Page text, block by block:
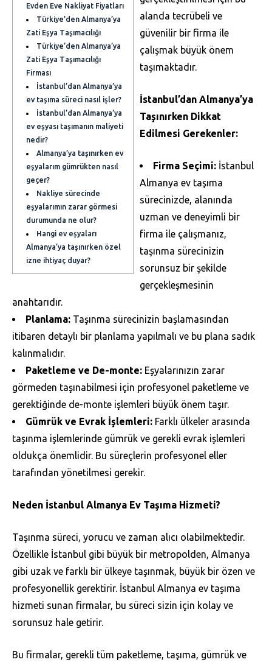
Evden Eve Nakliyat Fiyatları
Türkiye’den Almanya’ya
Zati Eşya Taşımacılığı
Türkiye’den Almanya’ya
Zati Eşya Taşımacılığı
Firması
İstanbul’dan Almanya’ya
ev taşıma süreci nasıl işler?
İstanbul’dan Almanya’ya
ev eşyası taşımanın maliyeti
nedir?
Almanya’ya taşınırken ev
eşyalarım gümrükten nasıl
geçer?
Nakliye sürecinde
eşyalarımın zarar görmesi
durumunda ne olur?
Hangi ev eşyaları
Almanya’ya taşınırken özel
izne ihtiyaç duyar?
alanda tecrübeli ve
güvenilir bir firma ile
çalışmak büyük önem
taşımaktadır.
İstanbul’dan Almanya’ya
Taşınırken Dikkat
Edilmesi Gerekenler:
Firma Seçimi: İstanbul
Almanya ev taşıma
sürecinizde, alanında
uzman ve deneyimli bir
firma ile çalışmanız,
taşınma sürecinizin
sorunsuz bir şekilde
gerçekleşmesinin
anahtarıdır.
Planlama: Taşınma sürecinizin başlamasından
itibaren detaylı bir planlama yapılmalı ve bu plana sadık
kalınmalıdır.
Paketleme ve De-monte: Eşyalarınızın zarar
görmeden taşınabilmesi için profesyonel paketleme ve
gerektiğinde de-monte işlemleri büyük önem taşır.
Gümrük ve Evrak İşlemleri: Farklı ülkeler arasında
taşınma işlemlerinde gümrük ve gerekli evrak işlemleri
oldukça önemlidir. Bu süreçlerin profesyonel eller
tarafından yönetilmesi gerekir.
Neden İstanbul Almanya Ev Taşıma Hizmeti?
Taşınma süreci, yorucu ve zaman alıcı olabilmektedir.
Özellikle İstanbul gibi büyük bir metropolden, Almanya
gibi uzak ve farklı bir ülkeye taşınmak, büyük bir özen ve
profesyonellik gerektirir. İstanbul Almanya ev taşıma
hizmeti sunan firmalar, bu süreci sizin için kolay ve
sorunsuz hale getirir.
Bu firmalar, gerekli tüm paketleme, taşıma, gümrük ve